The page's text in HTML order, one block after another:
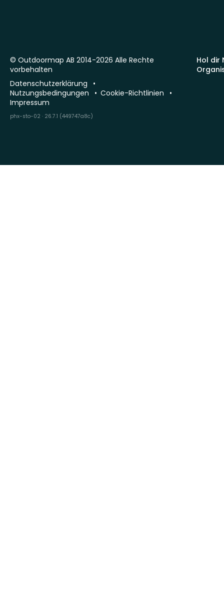
Hol dir
© Outdoormap AB 2014-2026 Alle Rechte
vorbehalten
Datenschutzerklärung
Nutzungsbedingungen
Cookie-Richtlinien
Impressum
phx-sto-02 · 26.7.1 (449747a8c)